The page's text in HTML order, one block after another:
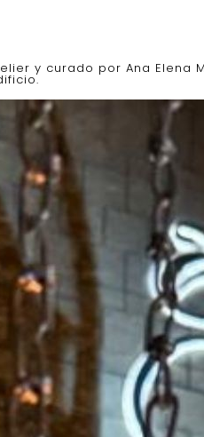
y curado por Ana